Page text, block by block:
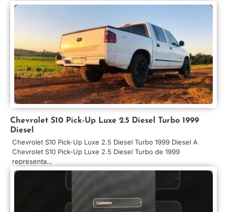
Chevrolet S10 Pick-Up Luxe 2.5 Diesel Turbo 1999
Diesel
Chevrolet S10 Pick-Up Luxe 2.5 Diesel Turbo 1999 Diesel A
Chevrolet S10 Pick-Up Luxe 2.5 Diesel Turbo de 1999
representa…